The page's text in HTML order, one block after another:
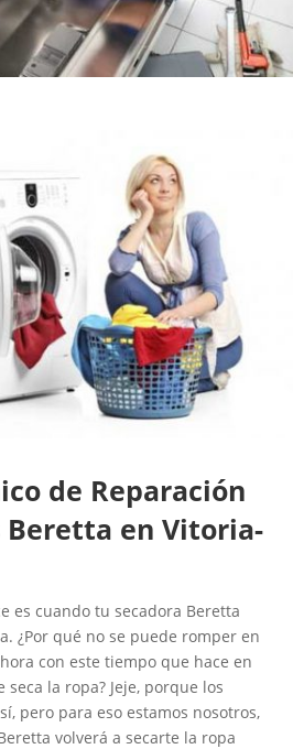
de Reparación
Beretta en Vitoria-
es cuando tu secadora Beretta
¿Por qué no se puede romper en
con este tiempo que hace en
la ropa? Jeje, porque los
pero para eso estamos nosotros,
volverá a secarte la ropa